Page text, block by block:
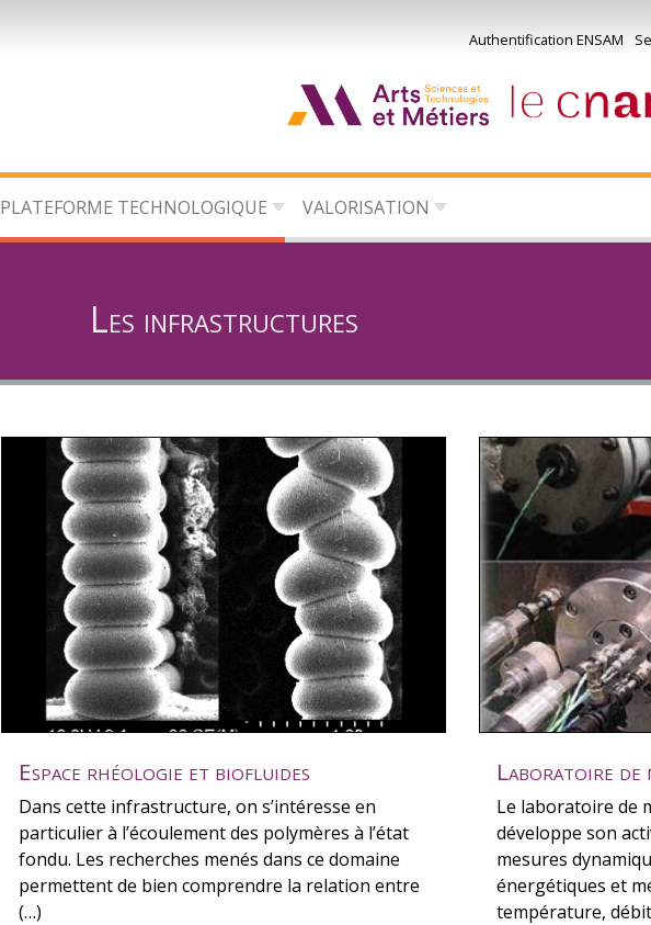
du
compte
Authentification ENSAM
PLATEFORME TECHNOLOGIQUE VALORISATION
Les infrastructures
Espace rhéologie et biofluides
Dans cette infrastructure, on s’intéresse en
particulier à l’écoulement des polymères à l’état
fondu. Les recherches menés dans ce domaine
permettent de bien comprendre la relation entre
(…)
Laboratoire de
Le laboratoire de
développe son
mesures
énergétiques et
température,